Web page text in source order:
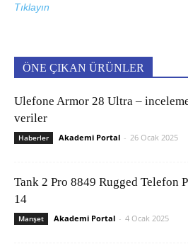
Tıklayın
ÖNE ÇIKAN ÜRÜNLER
Ulefone Armor 28 Ultra –
veriler
Haberler Akademi Portal - 26 Ocak 2025
Tank 2 Pro 8849 Rugged Telefon
14
Manşet Akademi Portal - 4 Ocak 2025